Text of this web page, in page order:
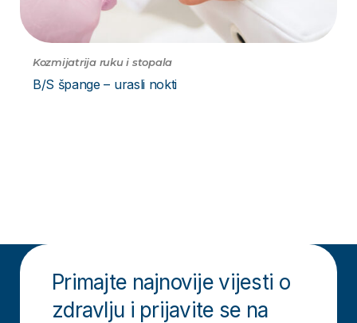
Kozmijatrija ruku i stopala
B/S špange – urasli nokti
Primajte najnovije vijesti o
zdravlju i prijavite se na